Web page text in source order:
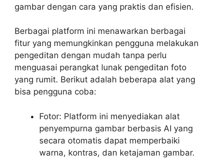
gambar dengan cara yang praktis dan efisien.
Berbagai platform ini menawarkan berbagai
fitur yang memungkinkan pengguna melakukan
pengeditan dengan mudah tanpa perlu
menguasai perangkat lunak pengeditan foto
yang rumit. Berikut adalah beberapa alat yang
bisa pengguna coba:
Fotor: Platform ini menyediakan alat
penyempurna gambar berbasis AI yang
secara otomatis dapat memperbaiki
warna, kontras, dan ketajaman gambar.